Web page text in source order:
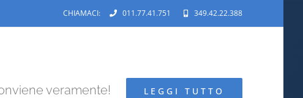
CHIAMACI: 011.77.41.751 349.42.22.388
veramente! LEGGI TUTTO